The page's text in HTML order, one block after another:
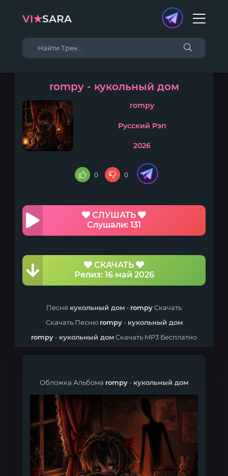
VI★SARA
rompy - кукольный дом
rompy
Русский Рэп
2026
0 0
СЛУШАТЬ
Слушали: 131
СКАЧАТЬ
Релиз: 16 май 2026
Песня кукольный дом- rompyСкачать
Скачать Песню rompy- кукольный дом
rompy- кукольный домСкачать MP3 Бесплатно
Обложка Альбома rompy- кукольный дом